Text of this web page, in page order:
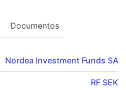
Documentos
Nordea Investment Funds SA
RF SEK